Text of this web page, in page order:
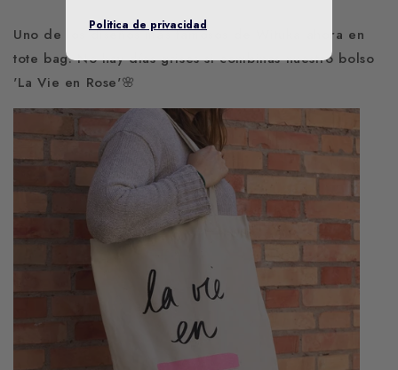
Uno de los diseños más famosos de Wituka ahora en
tote bag. No hay días grises si combinas nuestro bolso
'La Vie en Rose'🌸
Politica de privacidad